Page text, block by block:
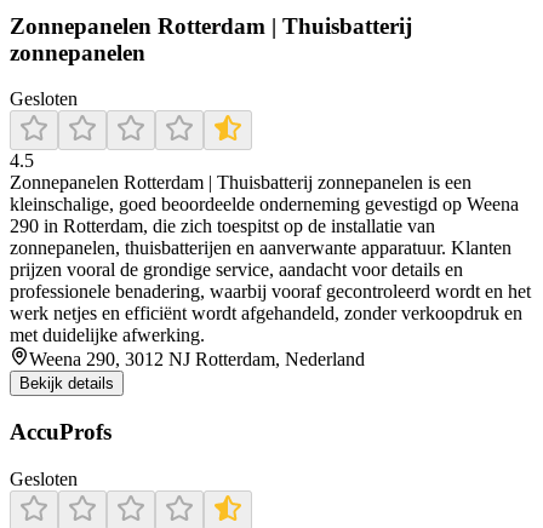
Zonnepanelen Rotterdam | Thuisbatterij
zonnepanelen
Gesloten
4.5
Zonnepanelen Rotterdam | Thuisbatterij zonnepanelen is een
kleinschalige, goed beoordeelde onderneming gevestigd op Weena
290 in Rotterdam, die zich toespitst op de installatie van
zonnepanelen, thuisbatterijen en aanverwante apparatuur. Klanten
prijzen vooral de grondige service, aandacht voor details en
professionele benadering, waarbij vooraf gecontroleerd wordt en het
werk netjes en efficiënt wordt afgehandeld, zonder verkoopdruk en
met duidelijke afwerking.
Weena 290, 3012 NJ Rotterdam, Nederland
Bekijk details
AccuProfs
Gesloten